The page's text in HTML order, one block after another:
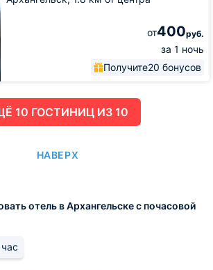
от400руб.
за 1 ночь
Получите20 бонусов
ЕЩË 10 ГОСТИНИЦ ИЗ 10
НАВЕРХ
отель в Архангельске с почасовой